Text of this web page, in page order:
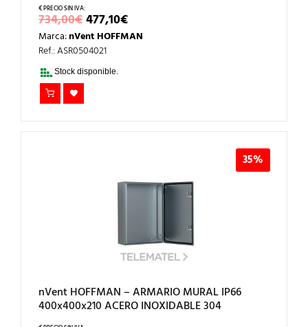
734,00€EL
PRECIO
ORIGINAL
ERA:734,00€.
477,10€EL
PRECIO
ACTUAL
Marca:nVent HOFFMAN
Ref.: ASR0504021
Stock disponible.
35%
nVent HOFFMAN – ARMARIO MURAL IP66
400x400x210 ACERO INOXIDABLE 304